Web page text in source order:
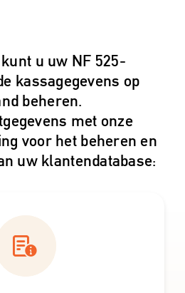
u uw NF 525-
kassagegevens op
beheren.
met onze
voor het beheren en
uw klantendatabase: